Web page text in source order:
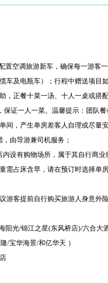
置空调旅游新车，确保每一游客一
及电瓶车）；行程中赠送项目
，正餐十菜一汤、十人一桌或搭
证一人一菜。温馨提示：团队
，产生单房差客人自理或尽量
由导游兼司机服务；
设有购物场所，属于其自行商业
需占床含早，请在预订时选择
游客提前自行购买旅游人身意外险
光/锦江之星(东风桥店)/六合大
/宝华海景/和亿华天 ）